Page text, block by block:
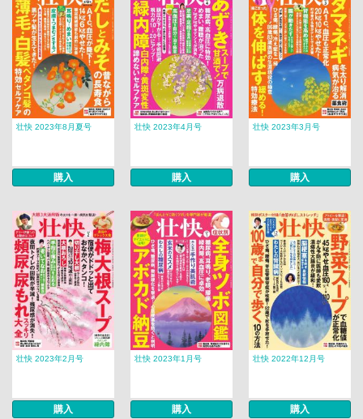
壮快 2023年8月夏号
購入
壮快 2023年4月号
購入
壮快 2023年3月号
購入
壮快 2023年2月号
購入
壮快 2023年1月号
購入
壮快 2022年12月号
購入